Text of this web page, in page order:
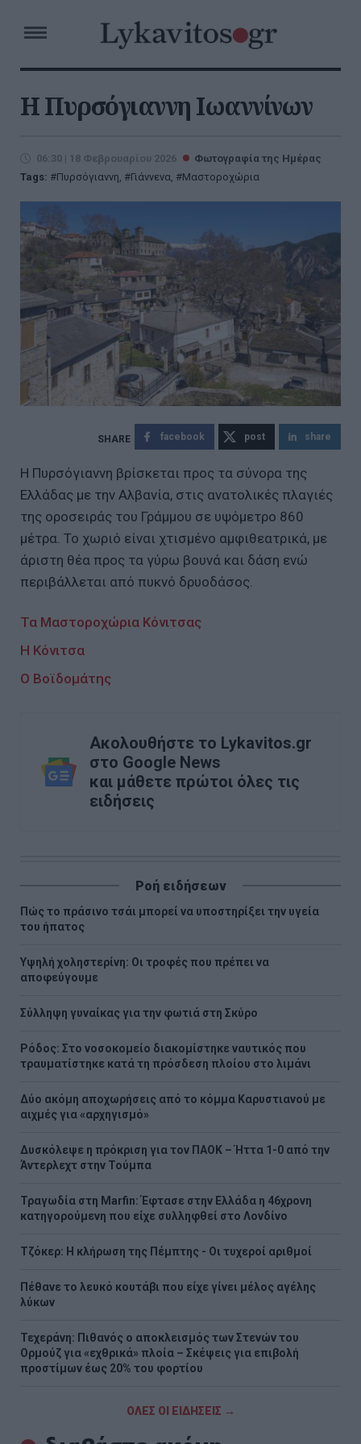
H Πυρσόγιαννη Ιωαννίνων
06:30 | 18 Φεβρουαρίου 2026
Φωτογραφία της Ημέρας
Tags:
Πυρσόγιαννη, Γιάννενα, Μαστοροχώρια
facebook post share
Η Πυρσόγιαννη βρίσκεται προς τα σύνορα της
Ελλάδας με την Αλβανία, στις ανατολικές πλαγιές
της οροσειράς του Γράμμου σε υψόμετρο 860
μέτρα. Το χωριό είναι χτισμένο αμφιθεατρικά, με
άριστη θέα προς τα γύρω βουνά και δάση ενώ
περιβάλλεται από πυκνό δρυοδάσος.
Τα Μαστοροχώρια Κόνιτσας
H Κόνιτσα
O Βοϊδομάτης
Ακολουθήστε το Lykavitos.gr
στο Google News
και μάθετε πρώτοι όλες τις
ειδήσεις
Ροή ειδήσεων
Πώς το πράσινο τσάι μπορεί να υποστηρίξει την υγεία
του ήπατος
Υψηλή χοληστερίνη: Οι τροφές που πρέπει να
αποφεύγουμε
Σύλληψη γυναίκας για την φωτιά στη Σκύρο
Ρόδος: Στο νοσοκομείο διακομίστηκε ναυτικός που
τραυματίστηκε κατά τη πρόσδεση πλοίου στο λιμάνι
Δύο ακόμη αποχωρήσεις από το κόμμα Καρυστιανού με
αιχμές για «αρχηγισμό»
Δυσκόλεψε η πρόκριση για τον ΠΑΟΚ – Ήττα 1-0 από την
Άντερλεχτ στην Τούμπα
Τραγωδία στη Marfin: Έφτασε στην Ελλάδα η 46χρονη
κατηγορούμενη που είχε συλληφθεί στο Λονδίνο
Τζόκερ: Η κλήρωση της Πέμπτης - Οι τυχεροί αριθμοί
Πέθανε το λευκό κουτάβι που είχε γίνει μέλος αγέλης
λύκων
Τεχεράνη: Πιθανός ο αποκλεισμός των Στενών του
Ορμούζ για «εχθρικά» πλοία – Σκέψεις για επιβολή
προστίμων έως 20% του φορτίου
ΟΛΕΣ ΟΙ ΕΙΔΗΣΕΙΣ →